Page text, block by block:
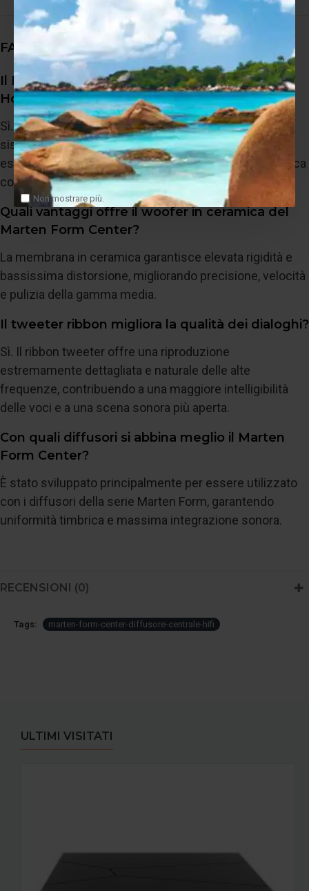
Non mostrare più.
FAQ SEO
Il Marten Form Center è adatto a un impianto
Home Theater Hi-End?
Sì. È stato progettato per integrarsi perfettamente in
sistemi Home Cinema di fascia alta, offrendo dialoghi
estremamente naturali e una perfetta coerenza timbrica
con i diffusori frontali.
Quali vantaggi offre il woofer in ceramica del
Marten Form Center?
La membrana in ceramica garantisce elevata rigidità e
bassissima distorsione, migliorando precisione, velocità
e pulizia della gamma media.
Il tweeter ribbon migliora la qualità dei dialoghi?
Sì. Il ribbon tweeter offre una riproduzione
estremamente dettagliata e naturale delle alte
frequenze, contribuendo a una maggiore intelligibilità
delle voci e a una scena sonora più aperta.
Con quali diffusori si abbina meglio il Marten
Form Center?
È stato sviluppato principalmente per essere utilizzato
con i diffusori della serie Marten Form, garantendo
uniformità timbrica e massima integrazione sonora.
RECENSIONI (0)
Tags: marten-form-center-diffusore-centrale-hifi
ULTIMI VISITATI